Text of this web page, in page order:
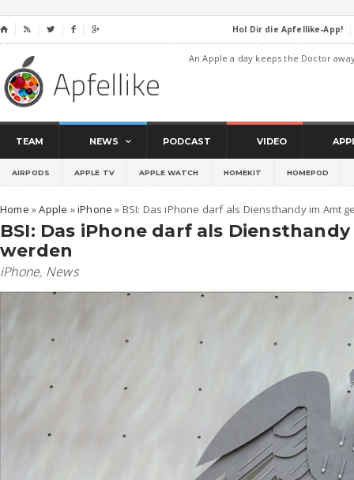
⌂     Hol Dir die Apfellike-App!
An Apple a day keeps the Doctor
TEAM NEWS PODCAST VIDEO
AIRPODS APPLE TV APPLE WATCH HOMEKIT HOMEPOD
Home »Apple »iPhone » BSI: Das iPhone darf als Diensthandy im Amt
BSI: Das iPhone darf als
werden
iPhone, News